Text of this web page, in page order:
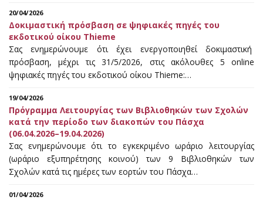
20/04/2026
Δοκιμαστική πρόσβαση σε ψηφιακές πηγές του
εκδοτικού οίκου Thieme
Σας ενημερώνουμε ότι έχει ενεργοποιηθεί δοκιμαστική
πρόσβαση, μέχρι τις 31/5/2026, στις ακόλουθες 5 online
ψηφιακές πηγές του εκδοτικού οίκου Thieme:…
19/04/2026
Πρόγραμμα Λειτουργίας των Βιβλιοθηκών των Σχολών
κατά την περίοδο των διακοπών του Πάσχα
(06.04.2026–19.04.2026)
Σας ενημερώνουμε ότι το εγκεκριμένο ωράριο λειτουργίας
(ωράριο εξυπηρέτησης κοινού) των 9 Βιβλιοθηκών των
Σχολών κατά τις ημέρες των εορτών του Πάσχα…
01/04/2026